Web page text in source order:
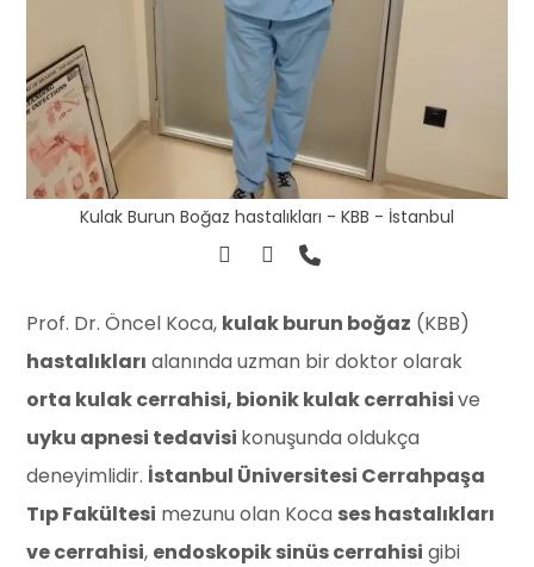
Kulak Burun Boğaz hastalıkları - KBB - İstanbul
Prof. Dr. Öncel Koca, kulak burun boğaz (KBB)
hastalıkları alanında uzman bir doktor olarak
orta kulak cerrahisi, bionik kulak cerrahisive
uyku apnesi tedavisi konuşunda oldukça
deneyimlidir. İstanbul Üniversitesi Cerrahpaşa
Tıp Fakültesi mezunu olan Koca ses hastalıkları
ve cerrahisi, endoskopik sinüs cerrahisi gibi